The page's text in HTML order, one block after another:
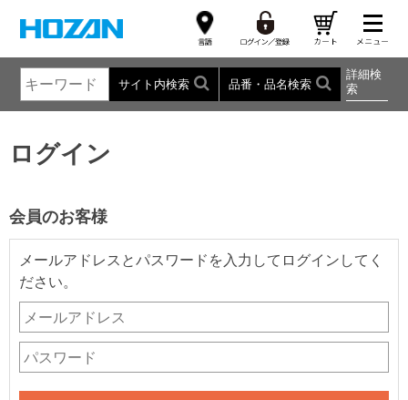
サイト内検索 品番・品名検索
詳細検
索
ログイン
会員のお客様
メールアドレスとパスワードを入力してログインしてく
ださい。